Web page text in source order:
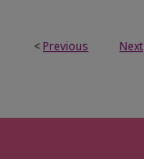
< Previous Next